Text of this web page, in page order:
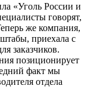
«Уголь России и
говорят,
же компания,
приехала с
заказчиков.
позиционирует
факт мы
отдела